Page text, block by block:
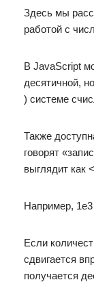
Здесь мы
работой с
В JavaScript
десятичной,
) системе
Также
говорят
выглядит как
Например,
Если
сдвигается
получается